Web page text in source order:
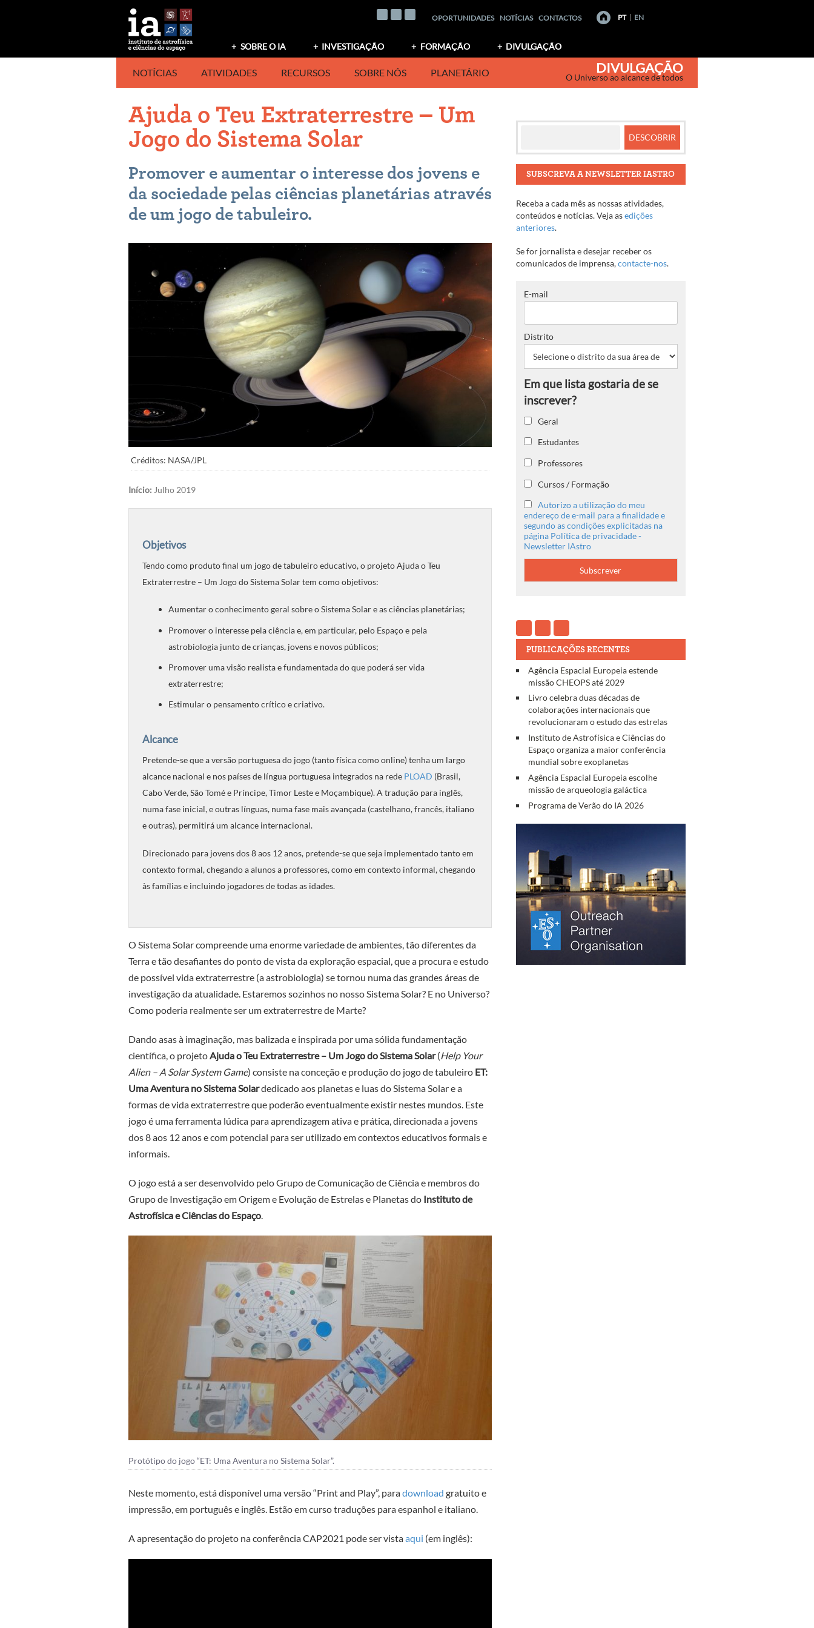
OPORTUNIDADES NOTÍCIAS CONTACTOS PT EN
SOBRE O IA INVESTIGAÇÃO FORMAÇÃO DIVULGAÇÃO
NOTÍCIAS ATIVIDADES RECURSOS SOBRE NÓS PLANETÁRIO DIVULGAÇÃO
O Universo ao alcance de todos
Ajuda o Teu Extraterrestre – Um
Jogo do Sistema Solar
Promover e aumentar o interesse dos jovens e
da sociedade pelas ciências planetárias através
de um jogo de tabuleiro.
Créditos: NASA/JPL
Início: Julho 2019
Objetivos
Tendo como produto final um jogo de tabuleiro educativo, o projeto Ajuda o Teu
Extraterrestre – Um Jogo do Sistema Solar tem como objetivos:
Aumentar o conhecimento geral sobre o Sistema Solar e as ciências planetárias;
Promover o interesse pela ciência e, em particular, pelo Espaço e pela
astrobiologia junto de crianças, jovens e novos públicos;
Promover uma visão realista e fundamentada do que poderá ser vida
extraterrestre;
Estimular o pensamento crítico e criativo.
Alcance
Pretende-se que a versão portuguesa do jogo (tanto física como online) tenha um largo
alcance nacional e nos países de língua portuguesa integrados na rede PLOAD (Brasil,
Cabo Verde, São Tomé e Príncipe, Timor Leste e Moçambique). A tradução para inglês,
numa fase inicial, e outras línguas, numa fase mais avançada (castelhano, francês, italiano
e outras), permitirá um alcance internacional.
Direcionado para jovens dos 8 aos 12 anos, pretende-se que seja implementado tanto em
contexto formal, chegando a alunos a professores, como em contexto informal, chegando
às famílias e incluindo jogadores de todas as idades.
O Sistema Solar compreende uma enorme variedade de ambientes, tão diferentes da
Terra e tão desafiantes do ponto de vista da exploração espacial, que a procura e estudo
de possível vida extraterrestre (a astrobiologia) se tornou numa das grandes áreas de
investigação da atualidade. Estaremos sozinhos no nosso Sistema Solar? E no Universo?
Como poderia realmente ser um extraterrestre de Marte?
Dando asas à imaginação, mas balizada e inspirada por uma sólida fundamentação
científica, o projeto Ajuda o Teu Extraterrestre – Um Jogo do Sistema Solar(Help Your
Alien – A Solar System Game) consiste na conceção e produção do jogo de tabuleiro ET:
Uma Aventura no Sistema Solardedicado aos planetas e luas do Sistema Solare a
formas de vida extraterrestre que poderão eventualmente existir nestes mundos. Este
jogo é uma ferramenta lúdica para aprendizagem ativa e prática, direcionada a jovens
dos 8 aos 12 anos e com potencial para ser utilizado em contextos educativos formais e
informais.
O jogo está a ser desenvolvido pelo Grupo de Comunicação de Ciência e membros do
Grupo de Investigação em Origem e Evolução de Estrelas e Planetas do Instituto de
Astrofísica e Ciências do Espaço
Protótipo do jogo “ET: Uma Aventura no Sistema Solar”.
Neste momento, está disponível uma versão “Print and Play”, paradownload gratuito e
impressão, em português e inglês. Estão em curso traduções para espanhol e italiano.
A apresentação do projeto na conferência CAP2021 pode ser vistaaqui (em inglês):
SUBSCREVA A NEWSLETTER IASTRO
Receba a cada mês as nossas atividades,
conteúdos e notícias. Veja asedições
anteriores.
Se for jornalista e desejar receber os
comunicados de imprensa,contacte-nos.
E-mail
Distrito
Geral
Estudantes
Professores
Cursos / Formação
Autorizo a utilização do meu
endereço de e-mail para a finalidade e
segundo as condições explicitadas na
página Política de privacidade -
Newsletter IAstro
PUBLICAÇÕES RECENTES
Agência Espacial Europeia estende
missão CHEOPS até 2029
Livro celebra duas décadas de
colaborações internacionais que
revolucionaram o estudo das estrelas
Instituto de Astrofísica e Ciências do
Espaço organiza a maior conferência
mundial sobre exoplanetas
Agência Espacial Europeia escolhe
missão de arqueologia galáctica
Programa de Verão do IA 2026